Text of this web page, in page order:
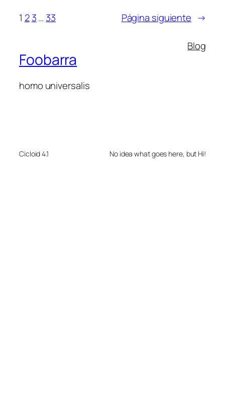
1 2 3… 33 Página siguiente →
Foobarra
homo universalis
Blog
Cicloid 4.1 No idea what goes here, but Hi!